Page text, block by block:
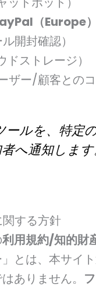
（Europe
ル開封確認）
ドストレージ）
ーザー/顧客との
ルを、特定
へ通知します
する方針
利用規約/知的財
」とは、本サイ
ありません。